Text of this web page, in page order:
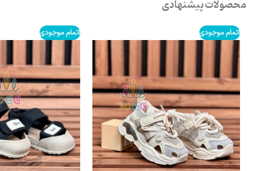
محصولات پیشنهادی
اتمام موجودی اتمام موجودی